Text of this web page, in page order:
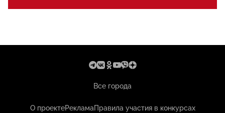
Все города
О проектеРекламаПравила участия в конкурсах